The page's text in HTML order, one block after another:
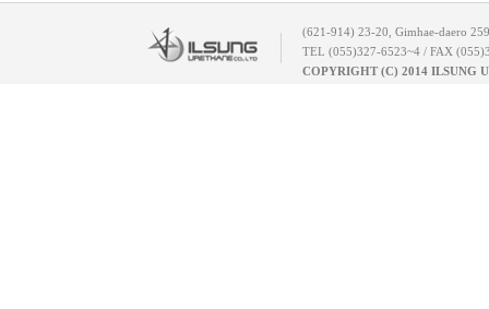
(621-914) 23-20, Gimhae-daero
TEL (055)327-6523~4 / FAX
COPYRIGHT (C) 2014 ILSUNG